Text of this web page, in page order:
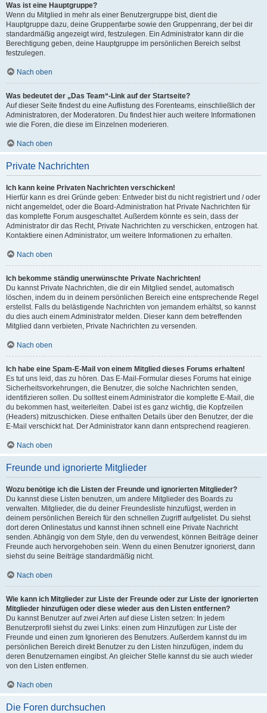
Was ist eine Hauptgruppe?
Wenn du Mitglied in mehr als einer Benutzergruppe bist, dient die
Hauptgruppe dazu, deine Gruppenfarbe sowie den Gruppenrang, der bei dir
standardmäßig angezeigt wird, festzulegen. Ein Administrator kann dir die
Berechtigung geben, deine Hauptgruppe im persönlichen Bereich selbst
festzulegen.
Nach oben
Was bedeutet der „Das Team“-Link auf der Startseite?
Auf dieser Seite findest du eine Auflistung des Forenteams, einschließlich der
Administratoren, der Moderatoren. Du findest hier auch weitere Informationen
wie die Foren, die diese im Einzelnen moderieren.
Nach oben
Private Nachrichten
Ich kann keine Privaten Nachrichten verschicken!
Hierfür kann es drei Gründe geben: Entweder bist du nicht registriert und / oder
nicht angemeldet, oder die Board-Administration hat Private Nachrichten für
das komplette Forum ausgeschaltet. Außerdem könnte es sein, dass der
Administrator dir das Recht, Private Nachrichten zu verschicken, entzogen hat.
Kontaktiere einen Administrator, um weitere Informationen zu erhalten.
Nach oben
Ich bekomme ständig unerwünschte Private Nachrichten!
Du kannst Private Nachrichten, die dir ein Mitglied sendet, automatisch
löschen, indem du in deinem persönlichen Bereich eine entsprechende Regel
erstellst. Falls du belästigende Nachrichten von jemandem erhältst, so kannst
du dies auch einem Administrator melden. Dieser kann dem betreffenden
Mitglied dann verbieten, Private Nachrichten zu versenden.
Nach oben
Ich habe eine Spam-E-Mail von einem Mitglied dieses Forums erhalten!
Es tut uns leid, das zu hören. Das E-Mail-Formular dieses Forums hat einige
Sicherheitsvorkehrungen, die Benutzer, die solche Nachrichten senden,
identifizieren sollen. Du solltest einem Administrator die komplette E-Mail, die
du bekommen hast, weiterleiten. Dabei ist es ganz wichtig, die Kopfzeilen
(Headers) mitzuschicken. Diese enthalten Details über den Benutzer, der die
E-Mail verschickt hat. Der Administrator kann dann entsprechend reagieren.
Nach oben
Freunde und ignorierte Mitglieder
Wozu benötige ich die Listen der Freunde und ignorierten Mitglieder?
Du kannst diese Listen benutzen, um andere Mitglieder des Boards zu
verwalten. Mitglieder, die du deiner Freundesliste hinzufügst, werden in
deinem persönlichen Bereich für den schnellen Zugriff aufgelistet. Du siehst
dort deren Onlinestatus und kannst ihnen schnell eine Private Nachricht
senden. Abhängig von dem Style, den du verwendest, können Beiträge deiner
Freunde auch hervorgehoben sein. Wenn du einen Benutzer ignorierst, dann
siehst du seine Beiträge standardmäßig nicht.
Nach oben
Wie kann ich Mitglieder zur Liste der Freunde oder zur Liste der ignorierten
Mitglieder hinzufügen oder diese wieder aus den Listen entfernen?
Du kannst Benutzer auf zwei Arten auf diese Listen setzen: In jedem
Benutzerprofil siehst du zwei Links: einen zum Hinzufügen zur Liste der
Freunde und einen zum Ignorieren des Benutzers. Außerdem kannst du im
persönlichen Bereich direkt Benutzer zu den Listen hinzufügen, indem du
deren Benutzernamen eingibst. An gleicher Stelle kannst du sie auch wieder
von den Listen entfernen.
Nach oben
Die Foren durchsuchen